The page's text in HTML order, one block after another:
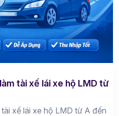
tài xế lái xe hộ LMD từ
xế lái xe hộ LMD từ A đến